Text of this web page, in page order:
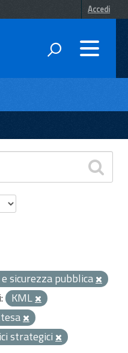
Accedi
sicurezza pubblica
KML
strategici